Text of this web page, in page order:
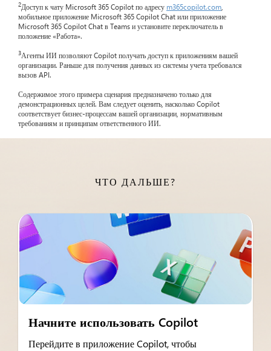
2Доступ к чату Microsoft 365 Copilot по адресу m365copilot.com
мобильное приложение Microsoft 365 Copilot Chat или приложение
Microsoft 365 Copilot Chat в Teams и установите переключатель в
положение «Работа».
3Агенты ИИ позволяют Copilot получать доступ к приложениям вашей
организации. Раньше для получения данных из системы учета требовался
вызов API.
Содержимое этого примера сценария предназначено только для
демонстрационных целей. Вам следует оценить, насколько Copilot
соответствует бизнес-процессам вашей организации, нормативным
требованиям и принципам ответственного ИИ.
ЧТО ДАЛЬШЕ?
Начните использовать Copilot
Перейдите в приложение Copilot, чтобы